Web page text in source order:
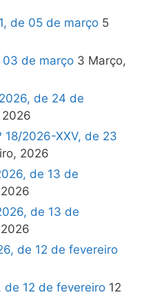
de 05 de março 5
03 de março 3 Março,
de 24 de
2026
18/2026-XXV, de 23
2026
de 13 de
de 13 de
de 12 de fevereiro
de 12 de fevereiro 12